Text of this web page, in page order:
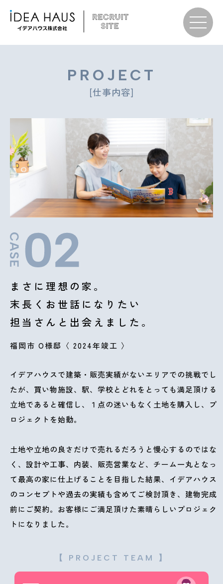
PROJECT
[仕事内容]
まさに理想の家。
末長くお世話になりたい
担当さんと出会えました。
福岡市 O様邸〈 2024年竣工 〉
イデアハウスで建築・販売実績がないエリアでの挑戦でし
たが、買い物施設、駅、学校とどれをとっても満足頂ける
立地であると確信し、１点の迷いもなく土地を購入し、プ
ロジェクトを始動。
土地や立地の良さだけで売れるだろうと慢心するのではな
く、設計や工事、内装、販売営業など、チーム一丸となっ
て最高の家に仕上げることを目指した結果、イデアハウス
のコンセプトや過去の実績も含めてご検討頂き、建物完成
前にご契約。お客様にご満足頂けた素晴らしいプロジェク
トになりました。
【 PROJECT TEAM 】